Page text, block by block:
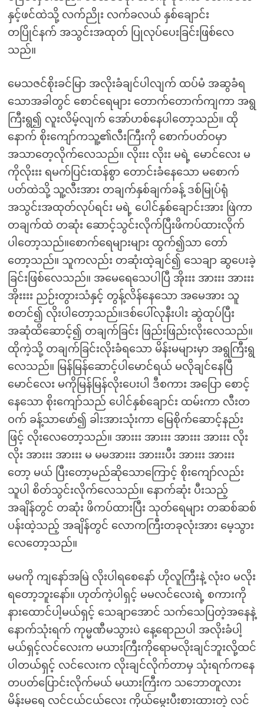
နှင့်ဖင်ထဲသို့ လက်ညိုး လက်ခလယ် နှစ်ချောင်း
တပြိုင်နက် အသွင်းအထုတ် ပြုလုပ်ပေးခြင်းဖြစ်လေ
သည်။
မေသဇင်စိုးခင်မြာ အလိုးခံချင်ပါလျက် ထပ်မံ အဆွခံရ
သောအခါတွင် စောင်ရေများ တောက်တောက်ကျကာ အရွ
ကြီးရွ၍ လူးလိမ့်လျက် အော်ဟစ်နေပါတော့သည်။ ထို
နောက် စိုးကျော်ကသူ့၏လီးကြီးကို စောက်ပတ်ဝမှာ
အသာတေ့လိုက်လေသည်။ လိုးးး လိုးး မရဲ့ မောင်လေး မ
ကိုလိုးးး ရမက်ပြင်းထန်စွာ တောင်းခံနေသော မစောက်
ပတ်ထဲသို့ သူ့လီးအား တချက်နှစ်ချက်ခန့် ဒစ်မြုပ်ရုံ
အသွင်းအထုတ်လုပ်ရင်း မရဲ့ ပေါင်နှစ်ချောင်းအား ဖြဲကာ
တချက်ထဲ တဆုံး ဆောင့်သွင်းလိုက်ပြီးဖိကပ်ထားလိုက်
ပါတော့သည်။စောက်ရေများများ ထွက်၍သာ တော်
တော့သည်။ သူကလည်း တဆုံးထဲ့ချင်၍ သေချာ ဆွပေးခဲ့
ခြင်းဖြစ်လေသည်။ အမေရေသေပါပြီ အိုးးး အားးး အားးး
အိုးးးး ညဉ်းတွားသံနှင့် တွန့်လိန်နေသော အမေအား သူ
စတင်၍ လိုးပါတော့သည်။ဒစ်ပေါ်လုနီးပါး ဆွဲထုပ်ပြီး
အဆုံထိဆောင့်၍ တချက်ခြင်း ဖြည်းဖြည်းလိုးလေသည်။
ထိုကဲ့သို့ တချက်ခြင်းလိုးခံရသော မိန်းမများမှာ အရွကြီးရွ
လေသည်။ မြန်မြန်ဆောင့်ပါမောင်ရယ် မလိုချင်နေပြီ
မောင်လေး မကိုမြန်မြန်လိုးပေးပါ ဒီစကား အပြော စောင့်
နေသော စိုးကျော်သည် ပေါင်နှစ်ချောင်း ထမ်းကာ လီးတ
ဝက် ခန့်သာဖော်၍ ခါးအားသုံးကာ မြေစိုက်ဆောင့်နည်း
ဖြင့် လိုးလေတော့သည်။ အားးး အားးး အားးး အားးး လိုး
လိုး အားးး အားးး မ မမအားးး အားးးပီး အားးး အားးး
တော့ မယ် ပြီးတော့မည်ဆိုသောကြောင့် စိုးကျော်လည်း
သူပါ စိတ်သွင်းလိုက်လေသည်။ နောက်ဆုံး ပီးသည့်
အချိန်တွင် တဆုံး ဖိကပ်ထားပြီး သုတ်ရေများ တဆစ်ဆစ်
ပန်းထဲ့သည့် အချိန်တွင် လောကကြီးတခုလုံးအား မေ့သွား
လေတော့သည်။
မမကို ကျနော်အမြဲ လိုးပါရစေနော် ဟိုလူကြီးနဲ့ လုံးဝ မလိုး
ရတော့ဘူးနော်။ ဟုတ်ကဲ့ပါရှင့် မမလင်လေးရဲ့ စကားကို
နားထောင်ပါ့မယ်ရှင့် သေချာအောင် သက်သေပြတဲ့အနေနဲ့
နောက်သုံးရက် ကုမ္မဏီမသွားပဲ နေ့ရောညပါ အလိုးခံပါ့
မယ်ရှင့်လင်လေးက မယားကြီးကိုရောမလိုးချင်ဘူးလို့ထင်
ပါတယ်ရှင့် လင်လေးက လိုးချင်လိုက်တာမှ သုံးရက်ကနေ
တပတ်ပြောင်းလိုက်မယ် မယားကြီးက သဘောတူလား
မိန်းမရေ လင်ငယ်ငယ်လေး ကိုယ်မွေးပီးစားထားတဲ့ လင်